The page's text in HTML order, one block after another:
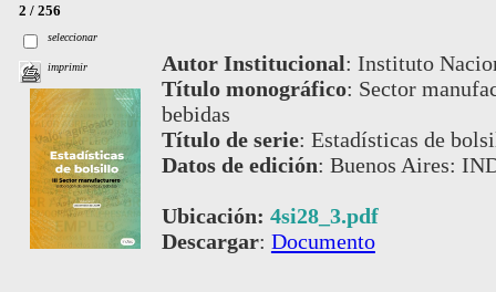
2 / 256
seleccionar
imprimir Autor Institucional: Instituto
Título monográfico: Sector
bebidas
Título de serie: Estadísticas de
Datos de edición: Buenos Aires:
Ubicación: 4si28_3.pdf
Descargar: Documento